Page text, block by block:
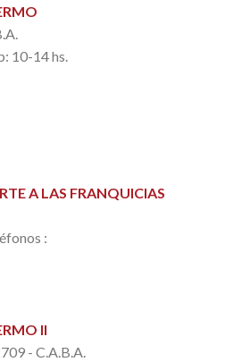
10-14 hs.
A LAS FRANQUICIAS
:
II
- C.A.B.A.